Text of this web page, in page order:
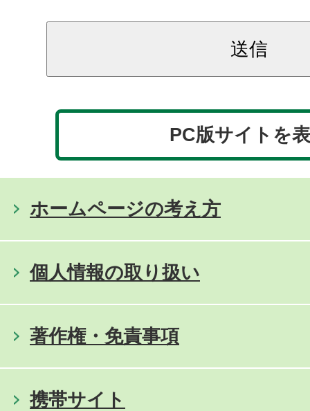
PC版サイトを
ホームページの考え方
個人情報の取り扱い
著作権・免責事項
携帯サイト